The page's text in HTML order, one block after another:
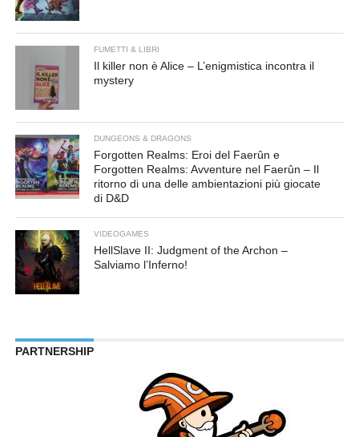
FUMETTI & LIBRI
Il killer non è Alice – L’enigmistica incontra il
mystery
DUNGEONS & DRAGONS
Forgotten Realms: Eroi del Faerûn e
Forgotten Realms: Avventure nel Faerûn – Il
ritorno di una delle ambientazioni più giocate
di D&D
VIDEOGAMES
HellSlave II: Judgment of the Archon –
Salviamo l’Inferno!
PARTNERSHIP